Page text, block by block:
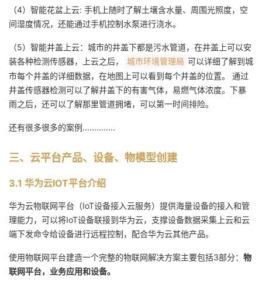
（4）智能花盆上云: 手机上随时了解土壤含水量、周围光照度，空
间湿度情况，还能通过手机控制水泵进行浇水。
（5）智能井盖上云：城市的井盖下都是污水管道，在井盖上可以安
装各种检测传感器，上云之后，
城市环境管理局 可以详细了解到城
市每个井盖的详细数据，在地图上可以看到每个井盖的位置。 通过
井盖传感器检测可以了解井盖下的有害气体，易燃气体浓度。下暴
雨之后，还可以了解那里管道拥堵，可以第一时间排险。
还有很多很多的案例..............
三、云平台产品、设备、物模型创建
3.1 华为云IOT平台介绍
华为云物联网平台（IoT设备接入云服务）提供海量设备的接入和管
理能力，可以将IoT设备联接到华为云，支撑设备数据采集上云和云
端下发命令给设备进行远程控制，配合华为云其他产品。
使用物联网平台建造一个完整的物联网解决方案主要包括3部分： 物
联网平台，业务应用和设备。